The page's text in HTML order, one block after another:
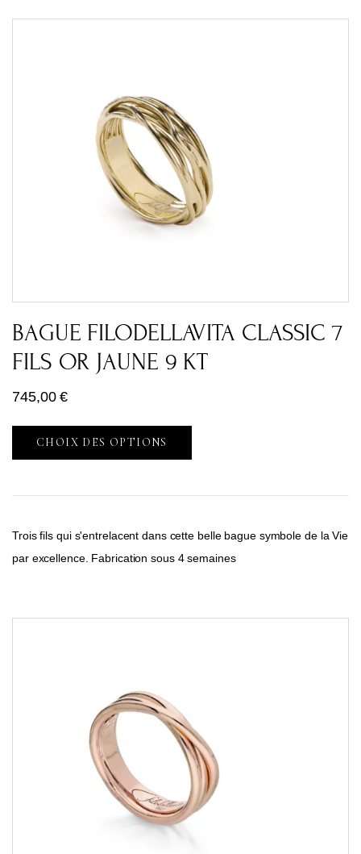
BAGUE FILODELLAVITA CLASSIC 7
FILS OR JAUNE 9 KT
745,00€
CHOIX DES OPTIONS
Trois fils qui s'entrelacent dans cette belle bague symbole de la Vie
par excellence. Fabrication sous 4 semaines